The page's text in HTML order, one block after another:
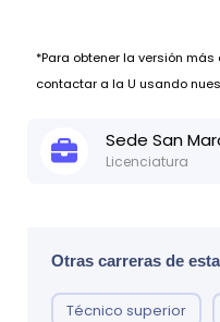
*Para obtener la versión
contactar a la U usando
Sede San
Licenciatura
contactar a la U usando
Otras carreras de
Técnico superior